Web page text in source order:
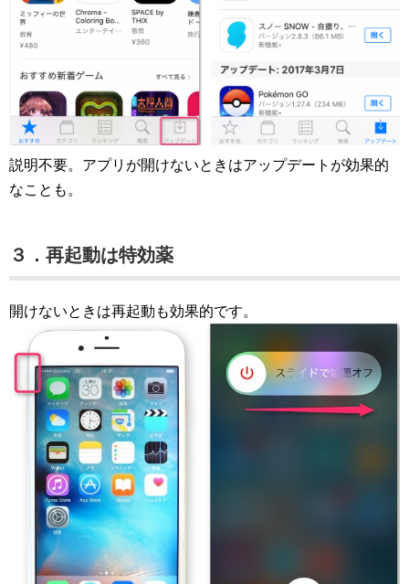
説明不要。アプリが開けないときはアップデートが効果的
なことも。
３．再起動は特効薬
開けないときは再起動も効果的です。